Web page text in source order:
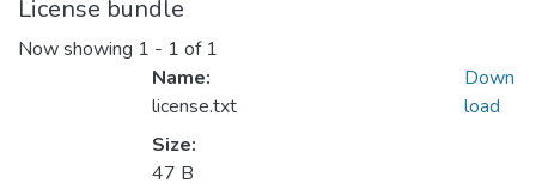
License bundle
Now showing 1 - 1 of 1
Name:
license.txt
Size:
47 B
Down
load